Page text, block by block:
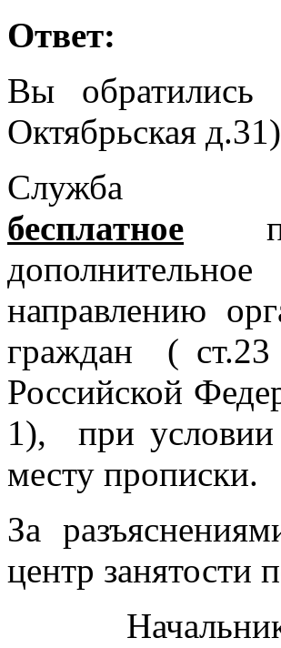
Ответ:
Вы
Октябрьская
Служба
бесплатное
направлению
граждан ( ст.23
Российской
1), при условии
месту прописки.
За
центр занятости